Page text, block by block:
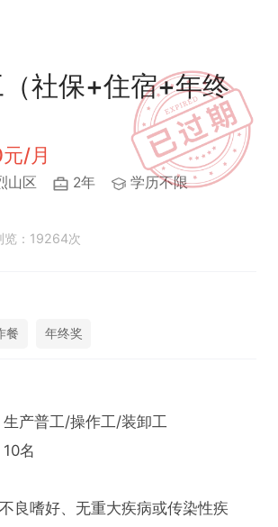
社保+住宿+年终
/月
山区 2年
学历不限
览：19264次
餐 年终奖
产普工/操作工/装卸工
名
良嗜好、无重大疾病或传染性疾